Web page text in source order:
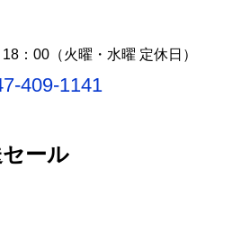
：00（火曜・水曜 定休日）
409-1141
ール